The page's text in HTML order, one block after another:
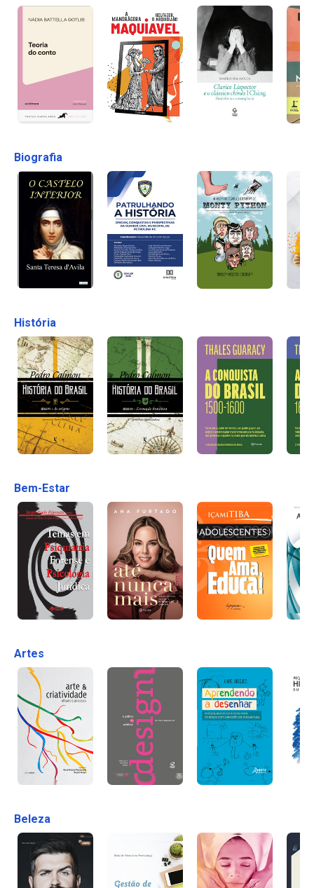
Biografia
História
Bem-Estar
Artes
Beleza